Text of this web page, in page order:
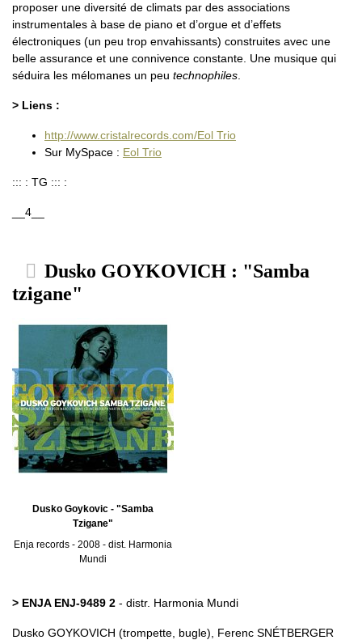
proposer une diversité de climats par des associations
instrumentales à base de piano et d’orgue et d’effets
électroniques (un peu trop envahissants) construites avec une
belle assurance et une connivence constante. Une musique qui
séduira les mélomanes un peu technophiles.
> Liens :
http://www.cristalrecords.com/Eol Trio
Sur MySpace : Eol Trio
::: : TG ::: :
__4__
Dusko GOYKOVICH : "Samba
tzigane"
Dusko Goykovic - "Samba
Tzigane"
Enja records - 2008 - dist. Harmonia
Mundi
> ENJA ENJ-9489 2 - distr. Harmonia Mundi
Dusko GOYKOVICH (trompette, bugle), Ferenc SNÉTBERGER